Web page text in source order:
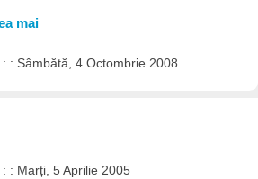
mai
: : Sâmbătă, 4 Octombrie 2008
: : Marți, 5 Aprilie 2005